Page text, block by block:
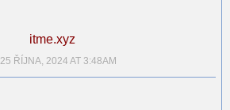
itme.xyz
25 ŘÍJNA, 2024 AT 3:48AM